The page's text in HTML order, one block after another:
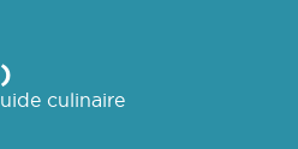
culinaire